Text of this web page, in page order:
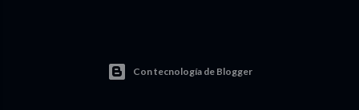
Con tecnología de Blogger